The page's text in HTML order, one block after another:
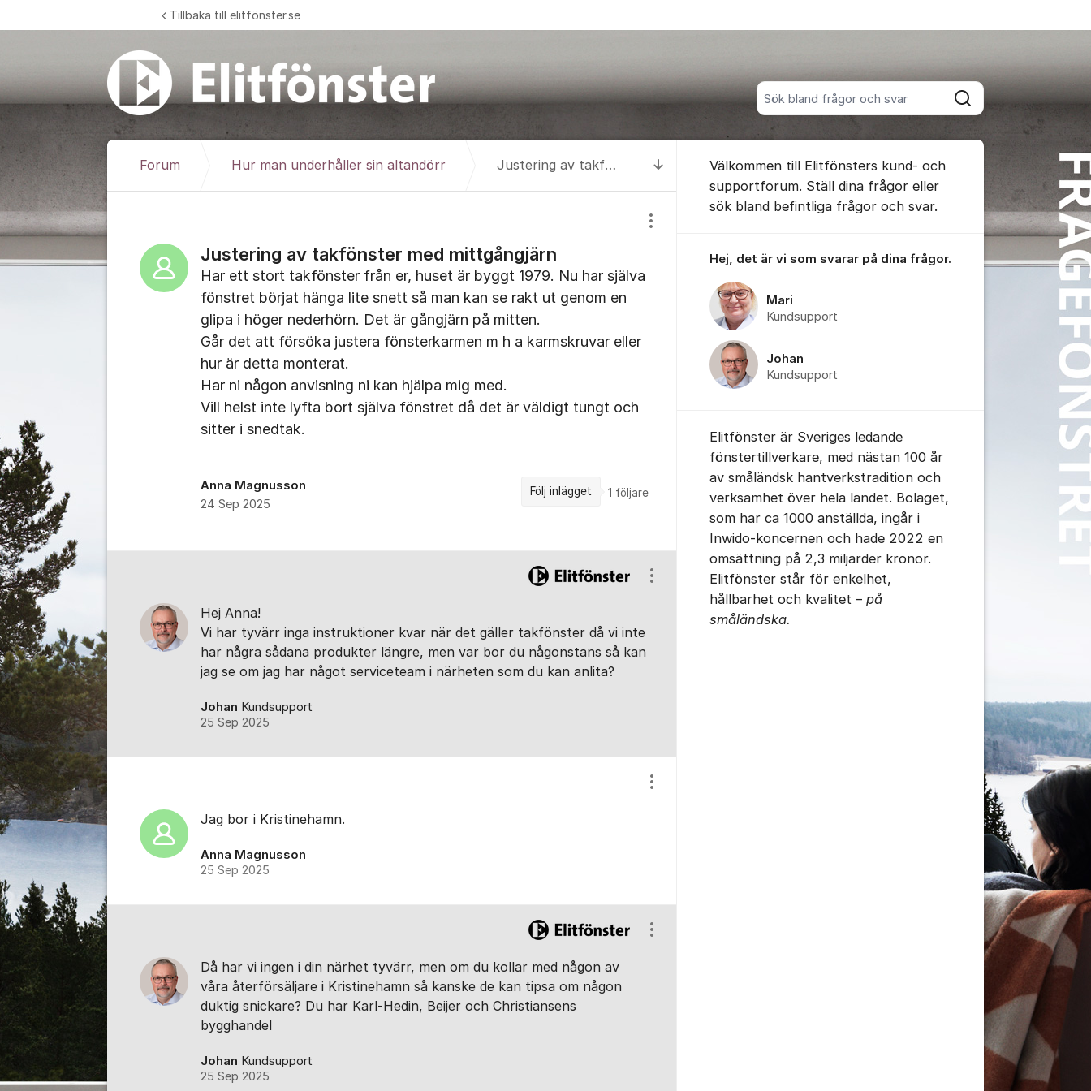
Sök bland alla inlägg
Sök
Tillbaka till elitfönster.se
Till senaste kommentaren
Forum Hur man underhåller sin altandörr Justering av takfönster med mittgångjärn
Justering av takfönster med mittgångjärn
Visa/dölj inställningar för inlägg/kommentar
Har ett stort takfönster från er, huset är byggt 1979. Nu har själva
fönstret börjat hänga lite snett så man kan se rakt ut genom en
glipa i höger nederhörn. Det är gångjärn på mitten.
Går det att försöka justera fönsterkarmen m h a karmskruvar eller
hur är detta monterat.
Har ni någon anvisning ni kan hjälpa mig med.
Vill helst inte lyfta bort själva fönstret då det är väldigt tungt och
sitter i snedtak.
Anna Magnusson
24 Sep 2025
Följ inlägget 1 följare
Hej Anna!
Vi har tyvärr inga instruktioner kvar när det gäller takfönster då vi inte
har några sådana produkter längre, men var bor du någonstans så kan
jag se om jag har något serviceteam i närheten som du kan anlita?
Johan Kundsupport
25 Sep 2025
Visa/dölj inställningar för inlägg/kommentar
Jag bor i Kristinehamn.
Anna Magnusson
25 Sep 2025
Visa/dölj inställningar för inlägg/kommentar
Då har vi ingen i din närhet tyvärr, men om du kollar med någon av
våra återförsäljare i Kristinehamn så kanske de kan tipsa om någon
duktig snickare? Du har Karl-Hedin, Beijer och Christiansens
bygghandel
Johan Kundsupport
25 Sep 2025
Visa/dölj inställningar för inlägg/kommentar
Välkommen till Elitfönsters kund- och
supportforum. Ställ dina frågor eller
sök bland befintliga frågor och svar.
Hej, det är vi som svarar på dina frågor.
Mari
Kundsupport
Johan
Kundsupport
Elitfönster är Sveriges ledande
fönstertillverkare, med nästan 100 år
av småländsk hantverkstradition och
verksamhet över hela landet. Bolaget,
som har ca 1000 anställda, ingår i
Inwido-koncernen och hade 2022 en
omsättning på 2,3 miljarder kronor.
Elitfönster står för enkelhet,
hållbarhet och kvalitet – på
småländska.